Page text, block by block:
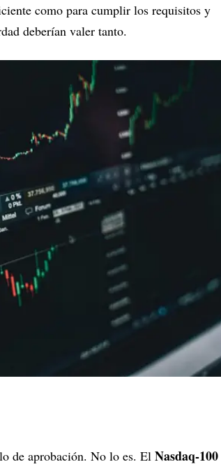
como para cumplir los requisitos y
deberían valer tanto.
de aprobación. No lo es. El Nasdaq-100